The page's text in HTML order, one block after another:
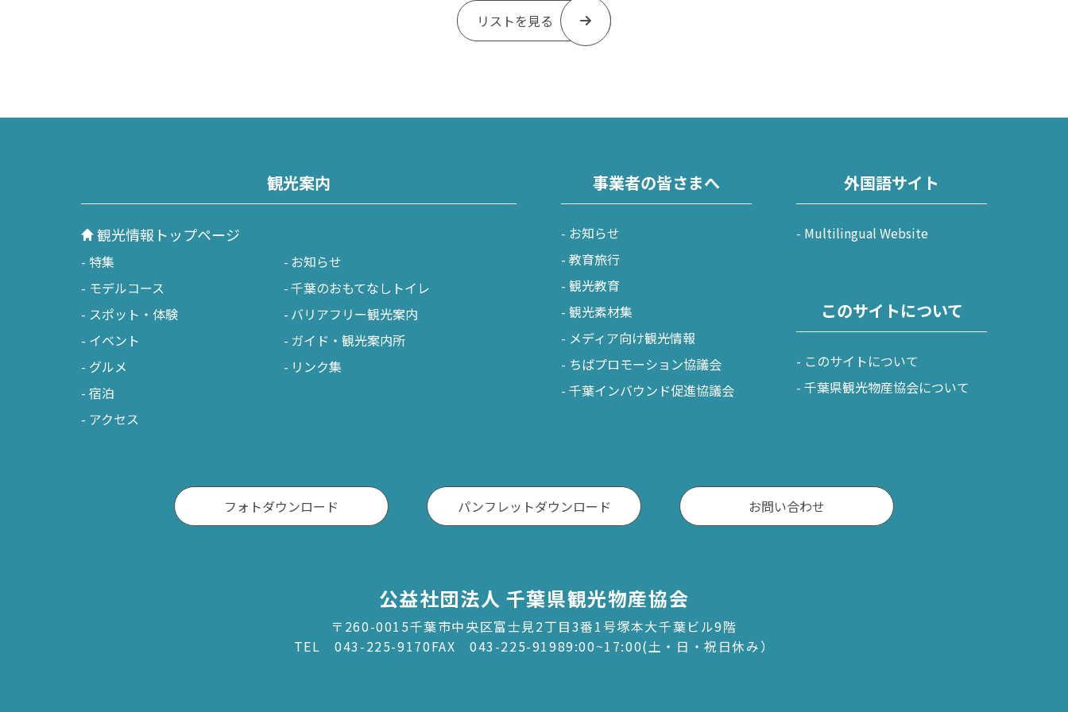
リストを見る
観光案内
観光情報トップページ
特集
モデルコース
スポット・体験
イベント
グルメ
宿泊
アクセス
お知らせ
千葉のおもてなしトイレ
バリアフリー観光案内
ガイド・観光案内所
リンク集
事業者の皆さまへ
お知らせ
教育旅行
観光教育
観光素材集
メディア向け観光情報
ちばプロモーション協議会
千葉インバウンド促進協議会
外国語サイト
Multilingual Website
このサイトについて
このサイトについて
千葉県観光物産協会について
フォトダウンロード パンフレットダウンロード お問い合わせ
公益社団法人 千葉県観光物産協会
〒260-0015千葉市中央区富士見2丁目3番1号塚本大千葉ビル9階
TEL043-225-9170FAX 043-225-91989:00~17:00(土・日・祝日休み）